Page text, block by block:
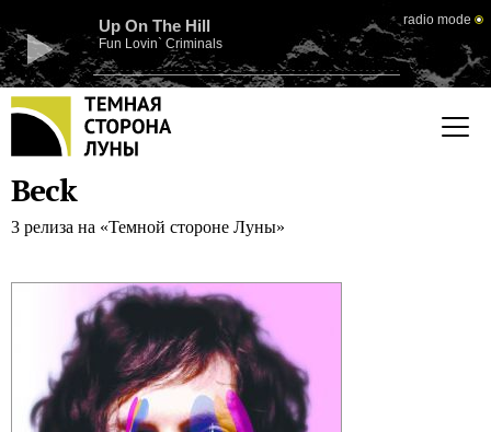
Up On The Hill
Fun Lovin` Criminals
radio mode
Beck
3 релиза на «Темной стороне Луны»